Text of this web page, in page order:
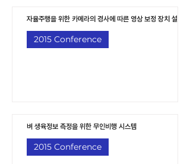
자율주행을 위한 카메라의 경사에 따른 영상 보정 장치 설계
2015 Conference
벼 생육정보 측정을 위한 무인비행 시스템
2015 Conference